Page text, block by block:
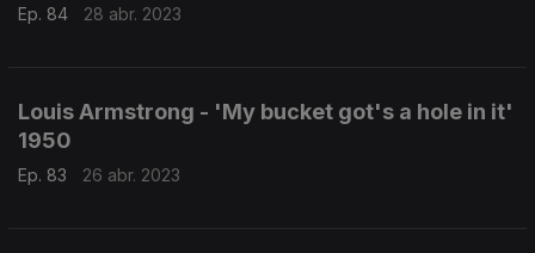
Ep. 84 28 abr. 2023
Louis Armstrong - 'My bucket got's a hole in it'
1950
Ep. 83 26 abr. 2023